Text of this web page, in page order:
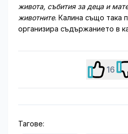
живота, събития за деца и
животните. Калина също така
организира съдържанието в
16
Тагове: